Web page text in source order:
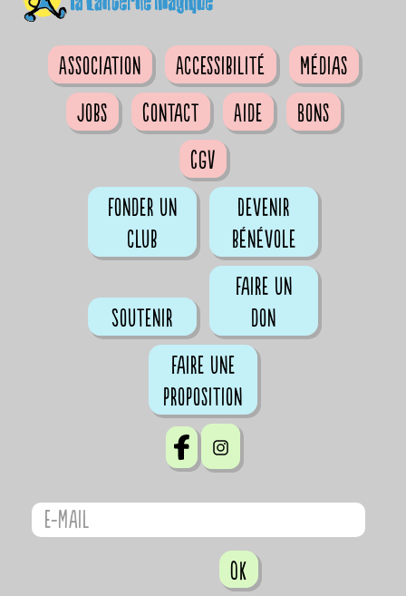
Association Accessibilité
Médias
Jobs
Contact Aide
Bons
CGV
Fonder un
club
Devenir
bénévole
Soutenir
Faire un
don
Faire une
proposition
OK